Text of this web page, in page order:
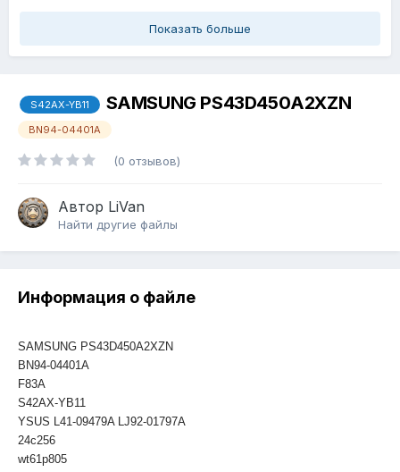
Показать больше
S42AX-YB11 SAMSUNG PS43D450A2XZN
BN94-04401A
(0 отзывов)
Автор LiVan
Найти другие файлы
Информация о файле
SAMSUNG PS43D450A2XZN
BN94-04401A
F83A
S42AX-YB11
YSUS L41-09479A LJ92-01797A
24c256
wt61p805